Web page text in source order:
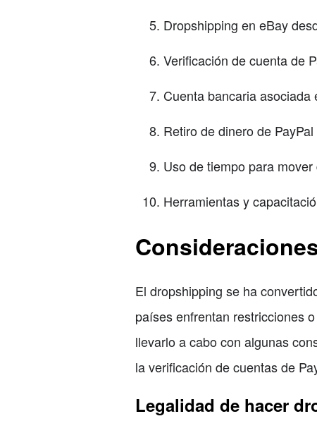
Dropshipping en eBay
Verificación de cuenta de
Cuenta bancaria asociada
Retiro de dinero de
Uso de tiempo para
Herramientas y
El dropshipping se ha
países enfrentan restricciones
llevarlo a cabo con algunas
la verificación de cuentas de
Legalidad de hacer